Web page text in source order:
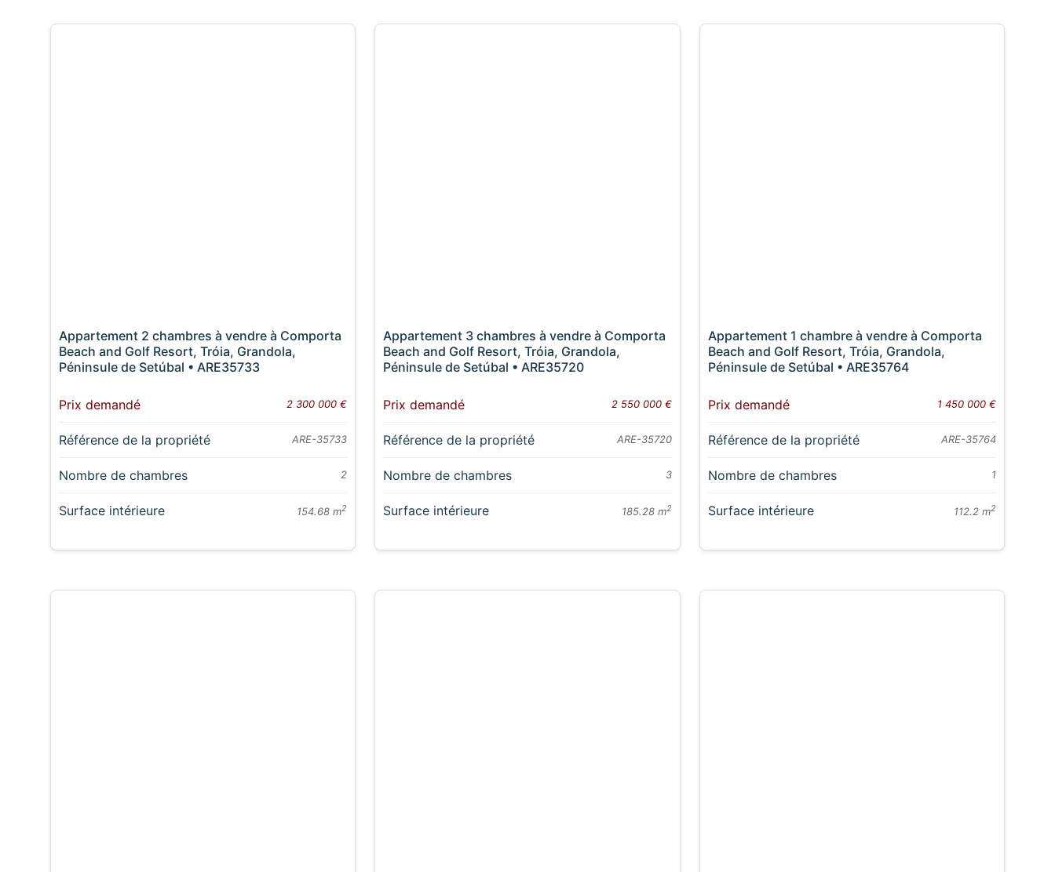
Appartement 2 chambres à vendre à Comporta
Beach and Golf Resort, Tróia, Grandola,
Péninsule de Setúbal • ARE35733
Prix demandé 2 300 000 €
Référence de la propriété ARE-35733
Nombre de chambres 2
Surface intérieure 154.68 m2
Appartement 3 chambres à vendre à Comporta
Beach and Golf Resort, Tróia, Grandola,
Péninsule de Setúbal • ARE35720
Prix demandé 2 550 000 €
Référence de la propriété ARE-35720
Nombre de chambres 3
Surface intérieure 185.28 m2
Appartement 1 chambre à vendre à Comporta
Beach and Golf Resort, Tróia, Grandola,
Péninsule de Setúbal • ARE35764
Prix demandé 1 450 000 €
Référence de la propriété ARE-35764
Nombre de chambres 1
Surface intérieure 112.2 m2